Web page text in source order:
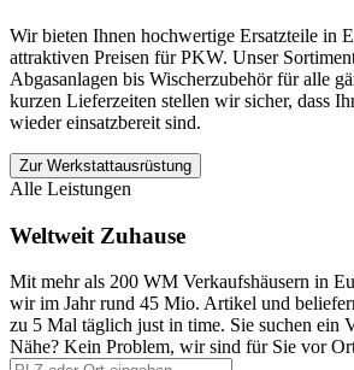
Wir bieten Ihnen hochwertige Ersatzteile in
attraktiven Preisen für PKW. Unser
Abgasanlagen bis Wischerzubehör für alle
kurzen Lieferzeiten stellen wir sicher, dass
wieder einsatzbereit sind.
Zur Werkstattausrüstung
Alle Leistungen
Weltweit Zuhause
Mit mehr als 200 WM Verkaufshäusern in
wir im Jahr rund 45 Mio. Artikel und
zu 5 Mal täglich just in time. Sie suchen ein
Nähe? Kein Problem, wir sind für Sie vor